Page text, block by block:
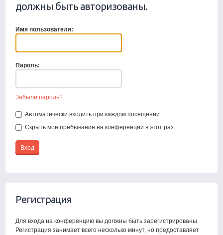
должны быть авторизованы.
Имя пользователя:
Пароль:
Забыли пароль?
Автоматически входить при каждом посещении
Скрыть моё пребывание на конференции в этот раз
Регистрация
Для входа на конференцию вы должны быть зарегистрированы.
Регистрация занимает всего несколько минут, но предоставляет